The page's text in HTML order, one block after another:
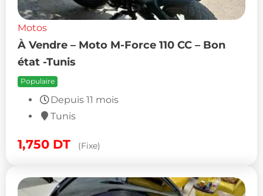
Motos
À Vendre – Moto M-Force 110 CC – Bon
état -Tunis
Populaire
Depuis 11 mois
Tunis
1,750 DT (Fixe)